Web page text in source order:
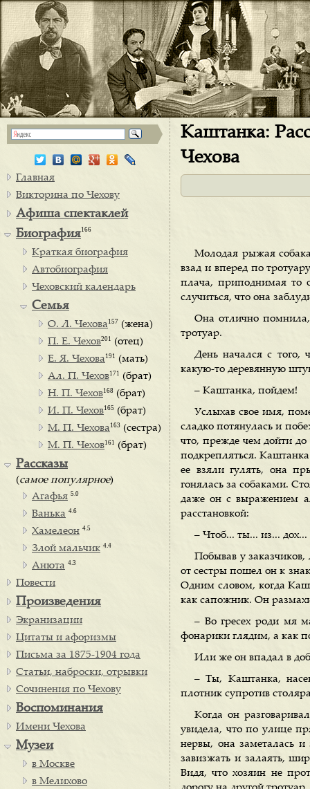
Каштанка:
Чехова
Молодая рыжая
взад и вперед по
плача, приподнимая то
случиться, что она
Она отлично
тротуар.
День начался с того,
какую-то деревянную
– Каштанка, пойдем!
Услыхав свое имя,
сладко потянулась и
что, прежде чем дойти до
подкрепляться.
ее взяли гулять, она
гонялась за собаками.
даже он с выражением
расстановкой:
– Чтоб... ты... из... дох...
Побывав у
от сестры пошел он к
Одним словом, когда
как сапожник. Он
– Во гресех роди мя
фонарики глядим, а как
Или же он впадал в
– Ты, Каштанка,
плотник супротив
Когда он
увидела, что по улице
нервы, она заметалась и
завизжать и залаять,
Видя, что хозяин не
Главная
Викторина по Чехову
Афиша спектаклей
Биография166
Краткая биография
Автобиография
Чеховский календарь
Семья
О. Л. Чехова 157 (жена)
П. Е. Чехов201 (отец)
Е. Я. Чехова 191 (мать)
Ал. П. Чехов171 (брат)
Н. П. Чехов168 (брат)
И. П. Чехов165 (брат)
М. П. Чехова 163 (сестра)
М. П. Чехов161 (брат)
Рассказы
(самое популярное)
Агафья 5.0
Ванька 4.6
Хамелеон 4.5
Злой мальчик 4.4
Анюта 4.3
Повести
Произведения
Экранизации
Цитаты и афоризмы
Письма за 1875-1904 года
Статьи, наброски, отрывки
Сочинения по Чехову
Воспоминания
Имени Чехова
Музеи
в Москве
в Мелихово